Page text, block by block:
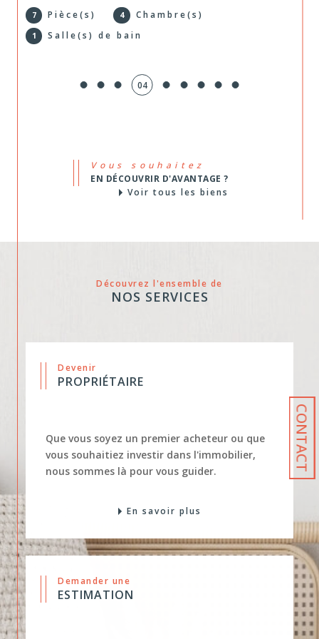
CONTACT
Propriétaires bailleurs, nous gérons votre bien
encaissement des loyers, assurance impayés et
suivi complet. De quoi louer l'esprit tranquille.
4 Pièce(s) 2 Chambre(s)
Voir tous les biens
NOS SERVICES
PROPRIÉTAIRE
vous souhaitiez investir dans l'immobilier,
nous sommes là pour vous guider.
ESTIMATION